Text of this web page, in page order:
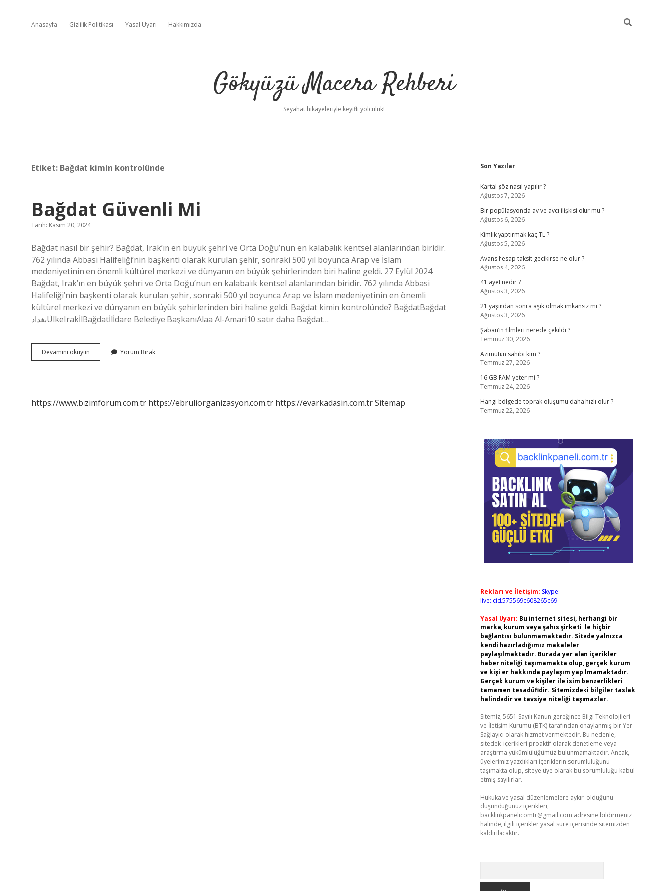
Anasayfa Gizlilik Politikası Yasal Uyarı Hakkımızda
Gökyüzü Macera Rehberi
Seyahat hikayeleriyle keyifli yolculuk!
Etiket: Bağdat kimin kontrolünde
Bağdat Güvenli Mi
Tarih: Kasım 20, 2024
Bağdat nasıl bir şehir? Bağdat, Irak’ın en büyük şehri ve Orta Doğu’nun en kalabalık kentsel alanlarından biridir.
762 yılında Abbasi Halifeliği’nin başkenti olarak kurulan şehir, sonraki 500 yıl boyunca Arap ve İslam
medeniyetinin en önemli kültürel merkezi ve dünyanın en büyük şehirlerinden biri haline geldi. 27 Eylül 2024
Bağdat, Irak’ın en büyük şehri ve Orta Doğu’nun en kalabalık kentsel alanlarından biridir. 762 yılında Abbasi
Halifeliği’nin başkenti olarak kurulan şehir, sonraki 500 yıl boyunca Arap ve İslam medeniyetinin en önemli
kültürel merkezi ve dünyanın en büyük şehirlerinden biri haline geldi. Bağdat kimin kontrolünde? BağdatBağdat
بغدادÜlkeIrakİlBağdatİlİdare Belediye BaşkanıAlaa Al-Amari10 satır daha Bağdat…
Devamını okuyun
Güvenli
Yorum Bırak
https://www.bizimforum.com.tr https://ebruliorganizasyon.com.tr https://evarkadasin.com.trSitemap
Sidebar
Son Yazılar
Kartal göz nasıl yapılır ?
Ağustos 7, 2026
Bir popülasyonda av ve avcı ilişkisi olur mu ?
Ağustos 6, 2026
Kimlik yaptırmak kaç TL ?
Ağustos 5, 2026
Avans hesap taksit gecikirse ne olur ?
Ağustos 4, 2026
41 ayet nedir ?
Ağustos 3, 2026
21 yaşından sonra aşık olmak imkansız mı ?
Ağustos 3, 2026
Şaban’ın filmleri nerede çekildi ?
Temmuz 30, 2026
Azimutun sahibi kim ?
Temmuz 27, 2026
16 GB RAM yeter mi ?
Temmuz 24, 2026
Hangi bölgede toprak oluşumu daha hızlı olur ?
Temmuz 22, 2026
Reklam ve İletişim: Skype:
live:.cid.575569c608265c69
Yasal Uyarı: Bu internet sitesi, herhangi bir
marka, kurum veya şahıs şirketi ile hiçbir
bağlantısı bulunmamaktadır. Sitede yalnızca
kendi hazırladığımız makaleler
paylaşılmaktadır. Burada yer alan içerikler
haber niteliği taşımamakta olup, gerçek kurum
ve kişiler hakkında paylaşım yapılmamaktadır.
Gerçek kurum ve kişiler ile isim benzerlikleri
tamamen tesadüfidir. Sitemizdeki bilgiler taslak
halindedir ve tavsiye niteliği taşımazlar.
Sitemiz, 5651 Sayılı Kanun gereğince Bilgi Teknolojileri
ve İletişim Kurumu (BTK) tarafından onaylanmış bir Yer
Sağlayıcı olarak hizmet vermektedir. Bu nedenle,
sitedeki içerikleri proaktif olarak denetleme veya
araştırma yükümlülüğümüz bulunmamaktadır. Ancak,
üyelerimiz yazdıkları içeriklerin sorumluluğunu
taşımakta olup, siteye üye olarak bu sorumluluğu kabul
etmiş sayılırlar.
Hukuka ve yasal düzenlemelere aykırı olduğunu
düşündüğünüz içerikleri,
backlinkpanelicomtr@gmail.com adresine bildirmeniz
halinde, ilgili içerikler yasal süre içerisinde sitemizden
kaldırılacaktır.